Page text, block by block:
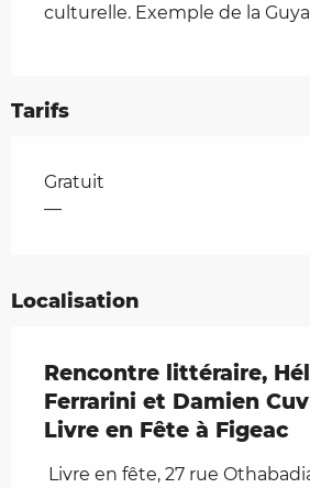
culturelle. Exemple de la
Tarifs
Tarifs 2026
Gratuit
—
Localisation
Rencontre littéraire,
Ferrarini et Damien
Livre en Fête à Figeac
Livre en fête, 27 rue